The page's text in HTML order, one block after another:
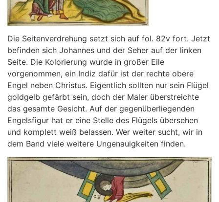
Die Seitenverdrehung setzt sich auf fol. 82v fort. Jetzt
befinden sich Johannes und der Seher auf der linken
Seite. Die Kolorierung wurde in großer Eile
vorgenommen, ein Indiz dafür ist der rechte obere
Engel neben Christus. Eigentlich sollten nur sein Flügel
goldgelb gefärbt sein, doch der Maler überstreichte
das gesamte Gesicht. Auf der gegenüberliegenden
Engelsfigur hat er eine Stelle des Flügels übersehen
und komplett weiß belassen. Wer weiter sucht, wir in
dem Band viele weitere Ungenauigkeiten finden.